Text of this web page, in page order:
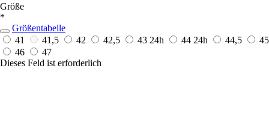
Größe
*
Größentabelle
41
41,5 42 42,5 43 24h 44 24h 44,5
45
46
47
Dieses Feld ist erforderlich